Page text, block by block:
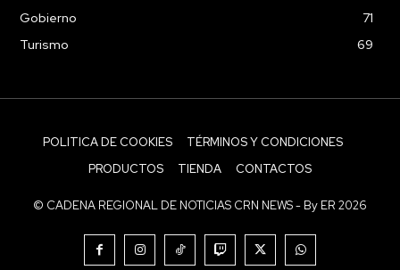
Gobierno
71
Turismo
69
POLITICA DE COOKIES
TÉRMINOS Y CONDICIONES
PRODUCTOS
TIENDA CONTACTOS
© CADENA REGIONAL DE NOTICIAS CRN NEWS - By ER 2026